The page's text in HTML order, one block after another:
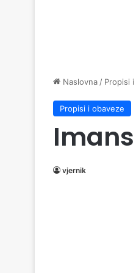
Naslovna / Propisi
Propisi i obaveze
vjernik